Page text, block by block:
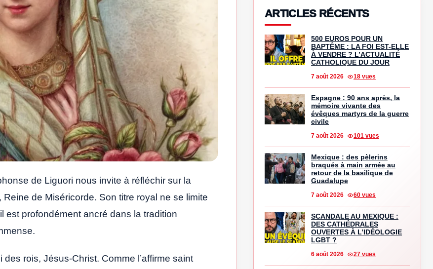
de Liguori nous invite à réfléchir sur la
de Miséricorde. Son titre royal ne se limite
est profondément ancré dans la tradition
rois, Jésus-Christ. Comme l’affirme saint
ARTICLES RÉCENTS
500 EUROS POUR UN
BAPTÊME : LA FOI EST-ELLE
À VENDRE ? L’ACTUALITÉ
CATHOLIQUE DU JOUR
7 août 2026 18 vues
Espagne : 90 ans après, la
mémoire vivante des
évêques martyrs de la guerre
civile
7 août 2026 101 vues
Mexique : des pèlerins
braqués à main armée au
retour de la basilique de
Guadalupe
7 août 2026 60 vues
SCANDALE AU MEXIQUE :
DES CATHÉDRALES
OUVERTES À L’IDÉOLOGIE
LGBT ?
6 août 2026 27 vues